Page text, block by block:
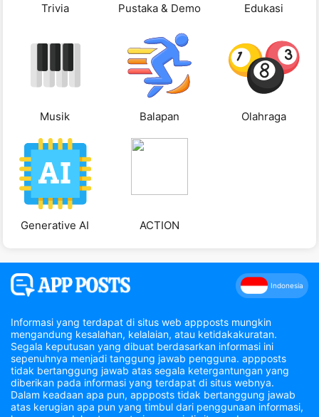
Trivia Pustaka & Demo Edukasi
Musik Balapan Olahraga
Generative AI ACTION
Indonesia
Informasi yang terdapat di situs web appposts mungkin
mengandung kesalahan, kelalaian, atau ketidakakuratan.
Segala keputusan yang dibuat berdasarkan informasi ini
sepenuhnya menjadi tanggung jawab pengguna. appposts
tidak bertanggung jawab atas segala ketergantungan yang
diberikan pada informasi yang terdapat di situs webnya.
Dalam keadaan apa pun, appposts tidak bertanggung jawab
atas kerugian apa pun yang timbul dari penggunaan informasi,